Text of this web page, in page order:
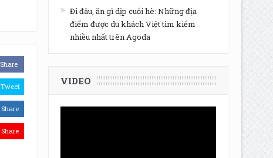
Share
Tweet
Share
Share
Đi đâu, ăn gì dịp cuối hè: Những địa
điểm được du khách Việt tìm kiếm
nhiều nhất trên Agoda
VIDEO